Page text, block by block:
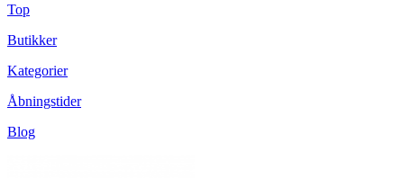
Top
Butikker
Kategorier
Åbningstider
Blog